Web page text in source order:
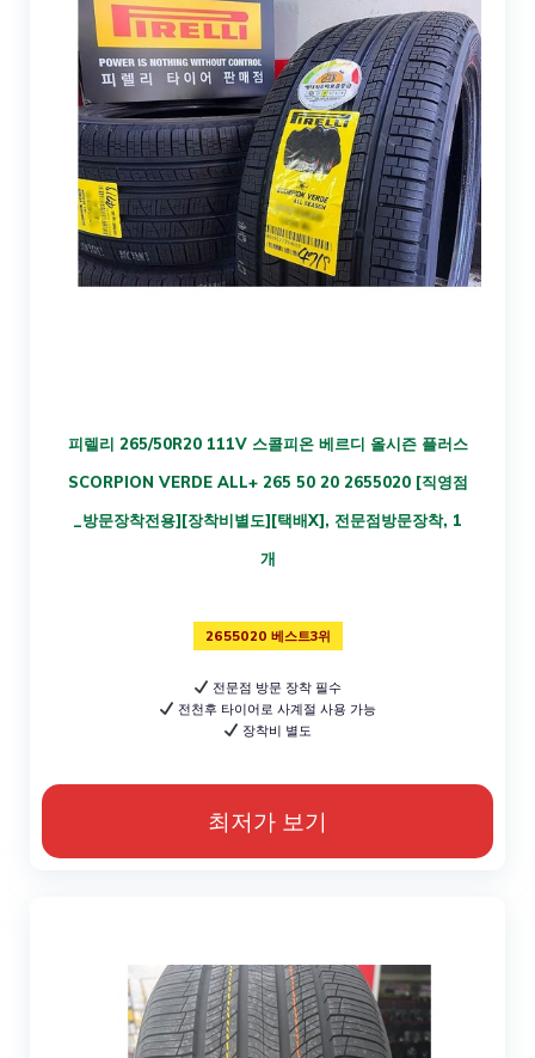
피렐리 265/50R20 111V 스콜피온 베르디 올시즌 플러스
SCORPION VERDE ALL+ 265 50 20 2655020 [직영점
_방문장착전용][장착비별도][택배X], 전문점방문장착, 1
개
2655020 베스트3위
전문점 방문 장착 필수
전천후 타이어로 사계절 사용 가능
장착비 별도
최저가 보기